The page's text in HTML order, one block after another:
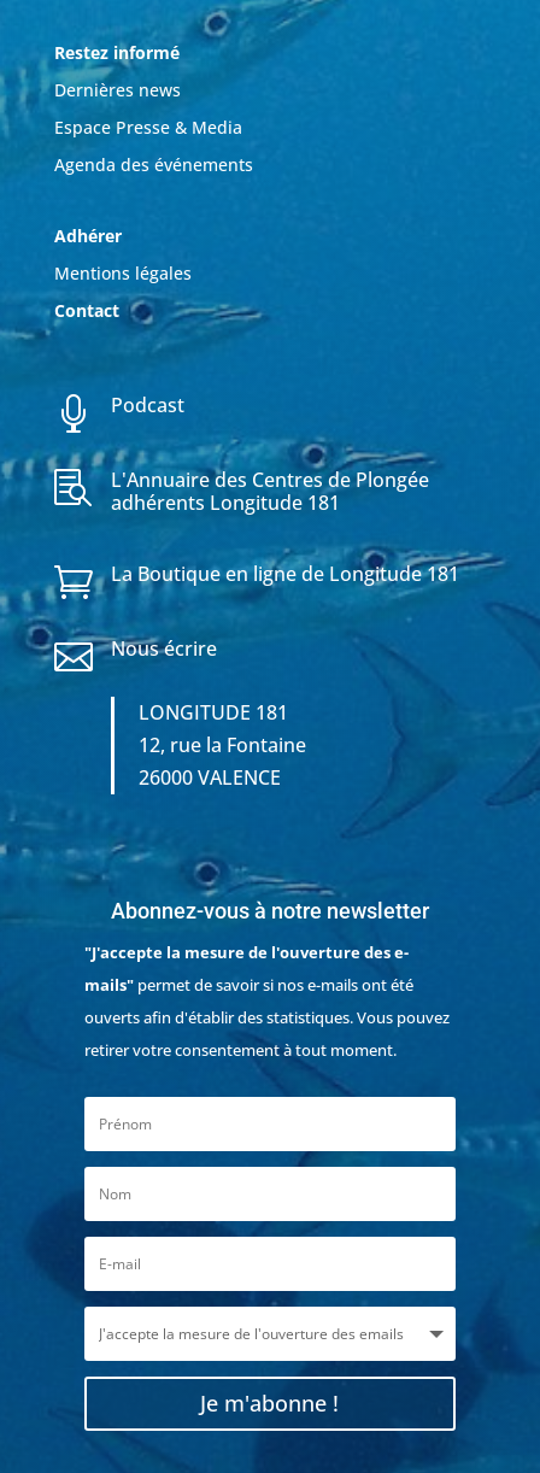
Restez informé
Dernières news
Espace Presse & Media
Agenda des événements
Adhérer
Mentions légales
Contact
 Podcast

L'Annuaire des Centres de Plongée
adhérents Longitude 181
 La Boutique en ligne de Longitude 181
 Nous écrire
LONGITUDE 181
12, rue la Fontaine
26000 VALENCE
Abonnez-vous à notre newsletter
"J'accepte la mesure de l'ouverture des e-
mails"permet de savoir si nos e-mails ont été
ouverts afin d'établir des statistiques. Vous pouvez
retirer votre consentement à tout moment.
Je m'abonne !